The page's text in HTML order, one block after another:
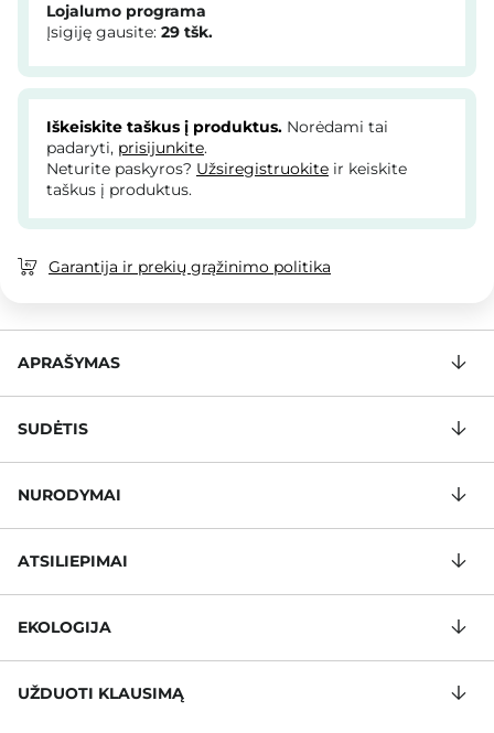
Lojalumo programa
Įsigiję gausite: 29 tšk.
Iškeiskite taškus į produktus. Norėdami tai
padaryti, prisijunkite.
Neturite paskyros? Užsiregistruokite ir keiskite
taškus į produktus.
Garantija ir prekių grąžinimo politika
APRAŠYMAS
SUDĖTIS
NURODYMAI
ATSILIEPIMAI
EKOLOGIJA
UŽDUOTI KLAUSIMĄ